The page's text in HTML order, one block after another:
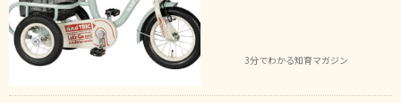
3分でわかる知育マガジン